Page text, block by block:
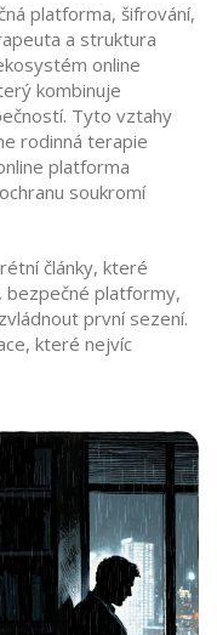
platforma, šifrování,
a struktura
online
kombinuje
. Tyto vztahy
rodinná terapie
platforma
soukromí
články, které
platformy,
první sezení.
které nejvíc